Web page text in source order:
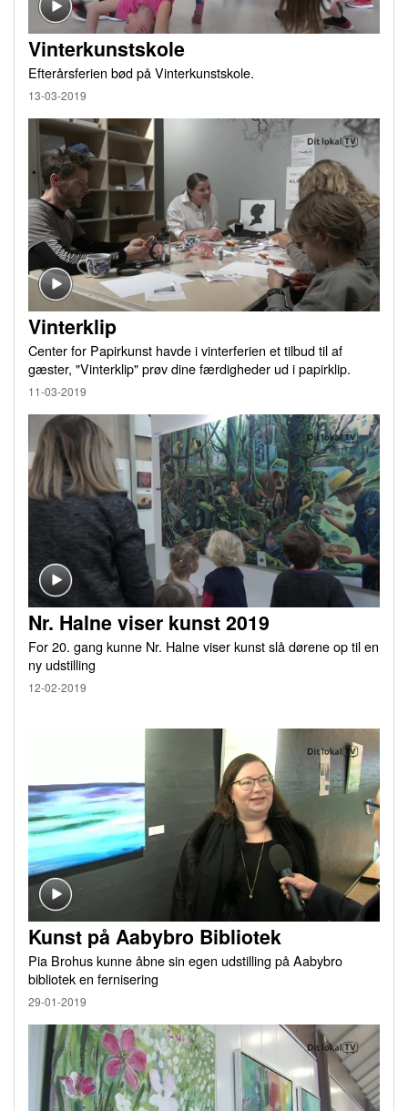
Vinterkunstskole
Efterårsferien bød på Vinterkunstskole.
13-03-2019
Vinterklip
Center for Papirkunst havde i vinterferien et tilbud til af
gæster, "Vinterklip" prøv dine færdigheder ud i papirklip.
11-03-2019
Nr. Halne viser kunst 2019
For 20. gang kunne Nr. Halne viser kunst slå dørene op til en
ny udstilling
12-02-2019
Kunst på Aabybro Bibliotek
Pia Brohus kunne åbne sin egen udstilling på Aabybro
bibliotek en fernisering
29-01-2019